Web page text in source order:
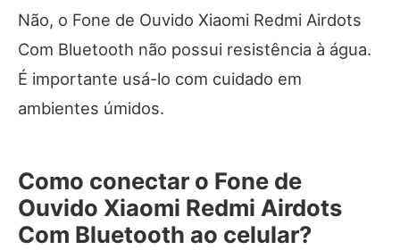
Não, o Fone de Ouvido Xiaomi Redmi Airdots
Com Bluetooth não possui resistência à água.
É importante usá-lo com cuidado em
ambientes úmidos.
Como conectar o Fone de
Ouvido Xiaomi Redmi Airdots
Com Bluetooth ao celular?